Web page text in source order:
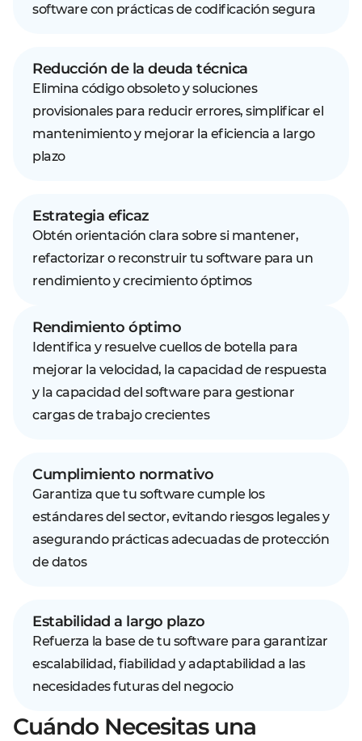
software con prácticas de codificación segura
Reducción de la deuda técnica
Elimina código obsoleto y soluciones
provisionales para reducir errores, simplificar el
mantenimiento y mejorar la eficiencia a largo
plazo
Estrategia eficaz
Obtén orientación clara sobre si mantener,
refactorizar o reconstruir tu software para un
rendimiento y crecimiento óptimos
Rendimiento óptimo
Identifica y resuelve cuellos de botella para
mejorar la velocidad, la capacidad de respuesta
y la capacidad del software para gestionar
cargas de trabajo crecientes
Cumplimiento normativo
Garantiza que tu software cumple los
estándares del sector, evitando riesgos legales y
asegurando prácticas adecuadas de protección
de datos
Estabilidad a largo plazo
Refuerza la base de tu software para garantizar
escalabilidad, fiabilidad y adaptabilidad a las
necesidades futuras del negocio
Cuándo Necesitas una